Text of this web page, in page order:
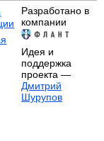
Разработано в
компании
Идея и
поддержка
проекта —
Дмитрий
Шурупов